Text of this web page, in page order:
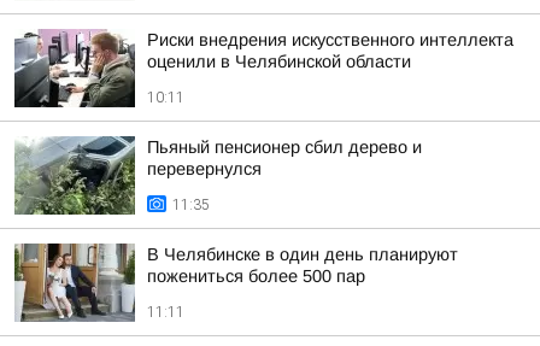
Риски внедрения искусственного интеллекта
оценили в Челябинской области
10:11
Пьяный пенсионер сбил дерево и
перевернулся
11:35
В Челябинске в один день планируют
пожениться более 500 пар
11:11